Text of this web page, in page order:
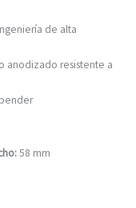
de alta
anodizado resistente a
58 mm